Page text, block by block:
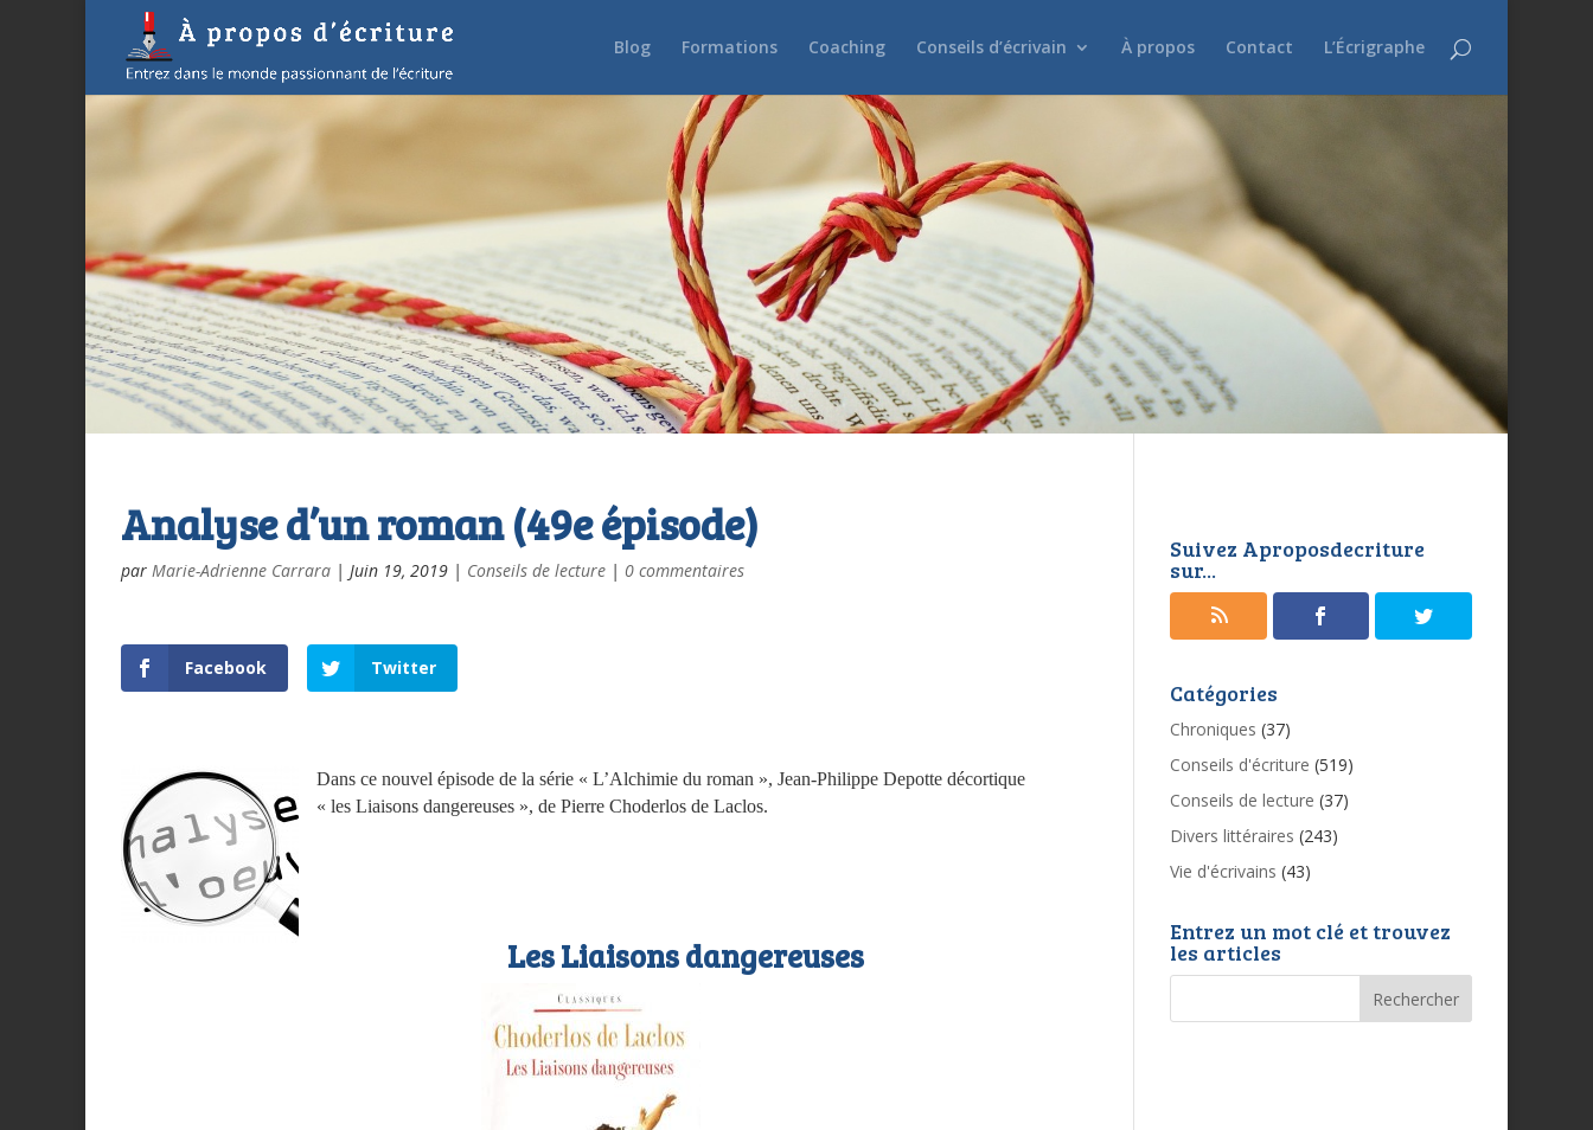
Blog Formations Coaching Conseils d’écrivain À propos Contact L’Écrigraphe
Analyse d’un roman (49e épisode)
par Marie-Adrienne Carrara | Juin 19, 2019 | Conseils de lecture | 0 commentaires
Facebook Twitter
Dans ce nouvel épisode de la série « L’Alchimie du roman », Jean-Philippe Depotte décortique
« les Liaisons dangereuses », de Pierre Choderlos de Laclos.
Les Liaisons dangereuses
Suivez Aproposdecriture
sur...
Catégories
Chroniques (37)
Conseils d'écriture (519)
Conseils de lecture (37)
Divers littéraires (243)
Vie d'écrivains (43)
Entrez un mot clé et trouvez
les articles